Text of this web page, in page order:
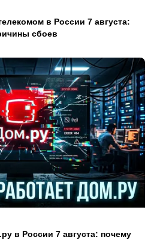
в России 7 августа:
сбоев
в России 7 августа: почему